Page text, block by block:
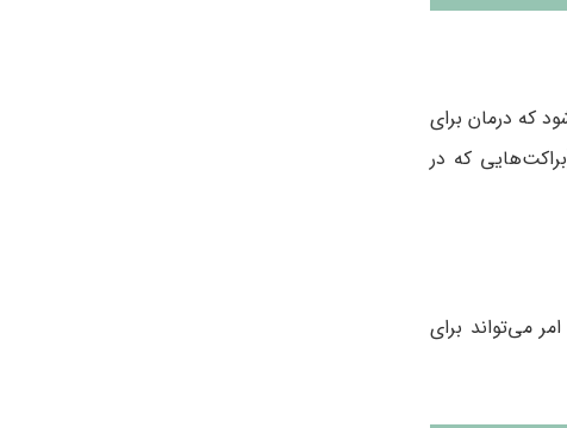
که درمان برای
که در
امر می‌تواند برای